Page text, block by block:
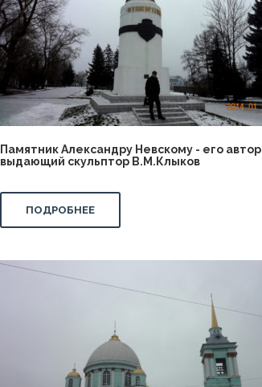
Памятник Александру Невскому - его автор
выдающий скульптор В.М.Клыков
ПОДРОБНЕЕ